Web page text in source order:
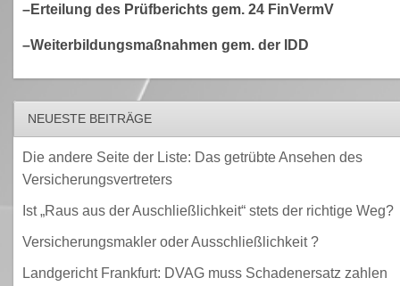
–Erteilung des Prüfberichts gem. 24 FinVermV
–Weiterbildungsmaßnahmen gem. der IDD
NEUESTE BEITRÄGE
Die andere Seite der Liste: Das getrübte Ansehen des
Versicherungsvertreters
Ist „Raus aus der Auschließlichkeit“ stets der richtige Weg?
Versicherungsmakler oder Ausschließlichkeit ?
Landgericht Frankfurt: DVAG muss Schadenersatz zahlen